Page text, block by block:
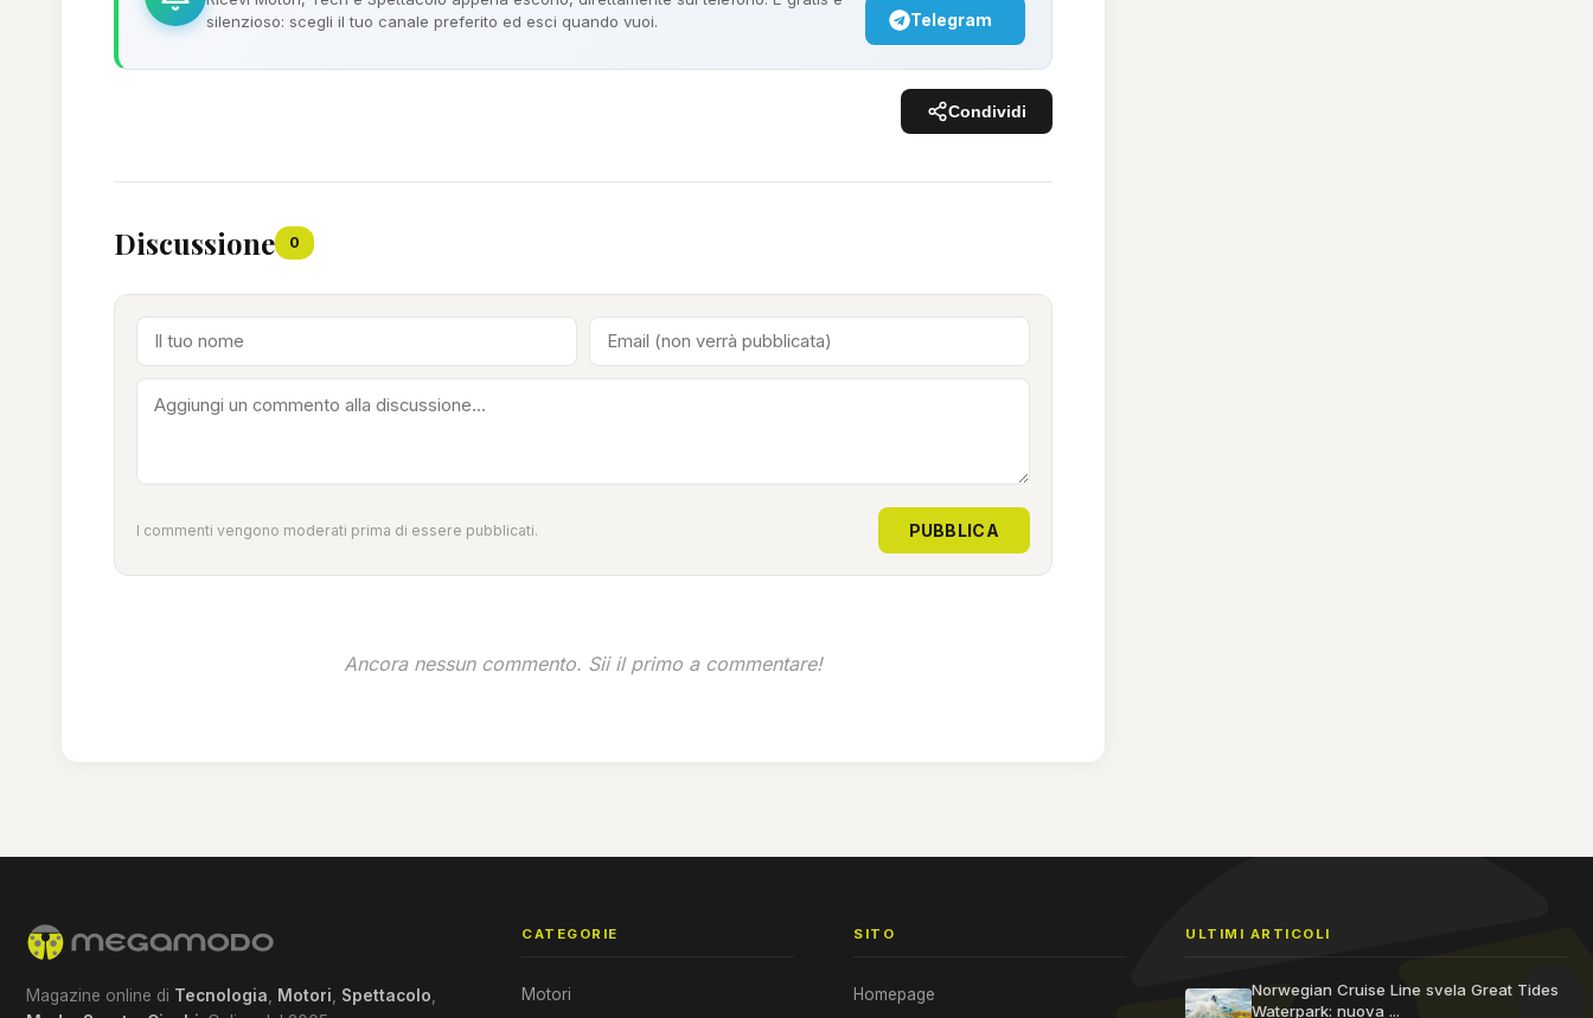
silenzioso: scegli il tuo canale preferito ed esci quando vuoi.
Telegram
Condividi
Discussione 0
I commenti vengono moderati prima di essere pubblicati. PUBBLICA
Ancora nessun commento. Sii il primo a commentare!
Magazine online di Tecnologia Motori Spettacolo
CATEGORIE
Motori
SITO
Homepage
ULTIMI ARTICOLI
Norwegian Cruise Line svela Great Tides
Waterpark: nuova ...